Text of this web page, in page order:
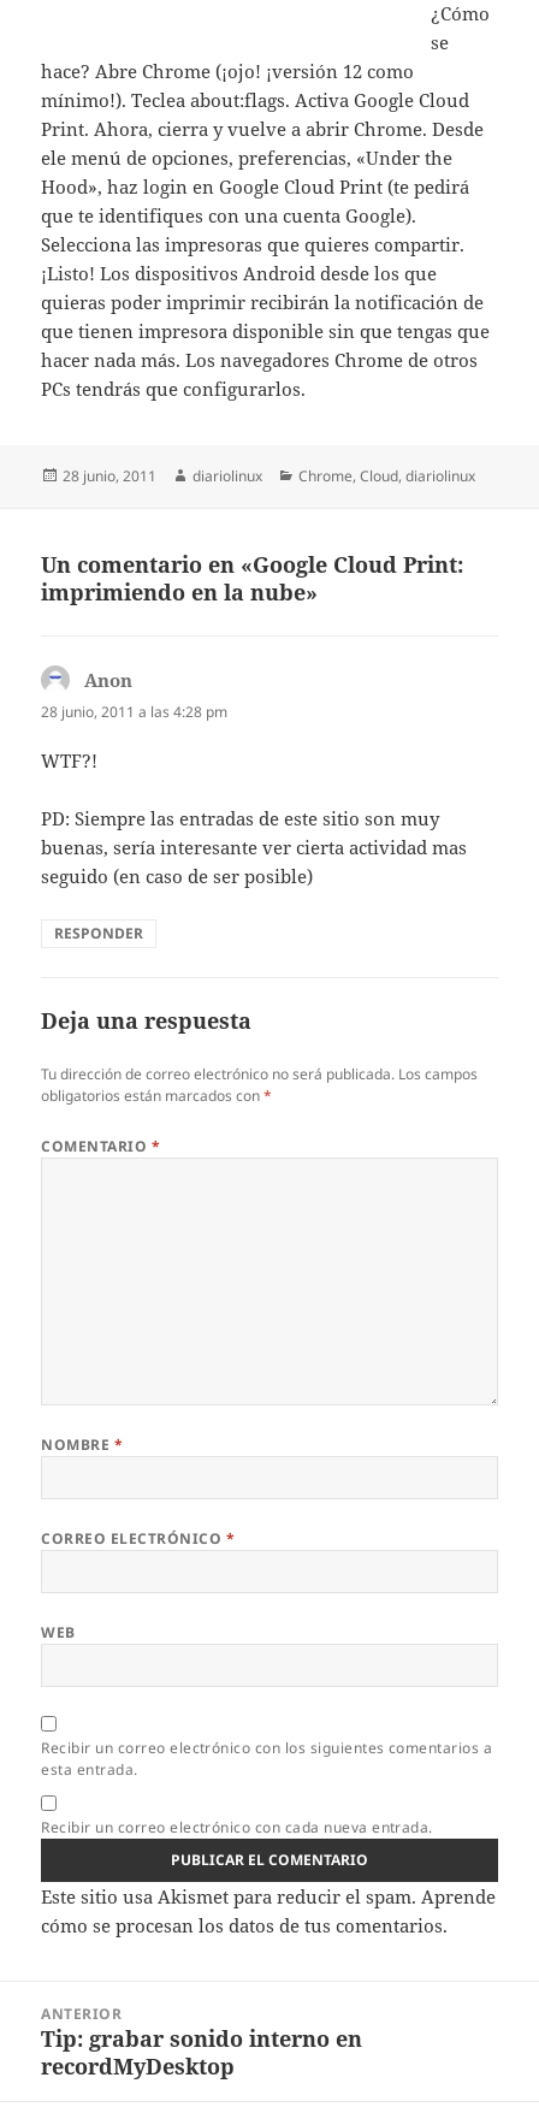
¿Cómo
se
hace? Abre Chrome (¡ojo! ¡versión 12 como
mínimo!). Teclea about:flags. Activa Google Cloud
Print. Ahora, cierra y vuelve a abrir Chrome. Desde
ele menú de opciones, preferencias, «Under the
Hood», haz login en Google Cloud Print (te pedirá
que te identifiques con una cuenta Google).
Selecciona las impresoras que quieres compartir.
¡Listo! Los dispositivos Android desde los que
quieras poder imprimir recibirán la notificación de
que tienen impresora disponible sin que tengas que
hacer nada más. Los navegadores Chrome de otros
PCs tendrás que configurarlos.
Publicado
28 junio, 2011 Autor
diariolinux Categorías
Chrome,Cloud,diariolinux
Un comentario en «Google Cloud Print:
imprimiendo en la nube»
Anon
28 junio, 2011 a las 4:28 pm
WTF?!
PD: Siempre las entradas de este sitio son muy
buenas, sería interesante ver cierta actividad mas
seguido (en caso de ser posible)
RESPONDER
Deja una respuesta
Tu dirección de correo electrónico no será publicada. Los campos
obligatorios están marcados con*
COMENTARIO *
NOMBRE *
CORREO ELECTRÓNICO *
WEB
Recibir un correo electrónico con los siguientes comentarios a
esta entrada.
Recibir un correo electrónico con cada nueva entrada.
Este sitio usa Akismet para reducir el spam. Aprende
cómo se procesan los datos de tus comentarios.
entradas
ANTERIOR
Entrada
anterior:
Tip: grabar sonido interno en
recordMyDesktop